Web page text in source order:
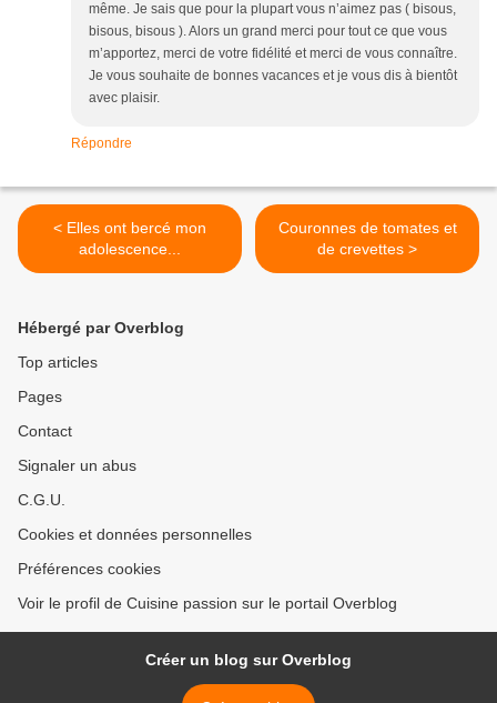
même. Je sais que pour la plupart vous n’aimez pas ( bisous,
bisous, bisous ). Alors un grand merci pour tout ce que vous
m’apportez, merci de votre fidélité et merci de vous connaître.
Je vous souhaite de bonnes vacances et je vous dis à bientôt
avec plaisir.
Répondre
< Elles ont bercé mon
adolescence...
Couronnes de tomates et
de crevettes >
Hébergé par Overblog
Top articles
Pages
Contact
Signaler un abus
C.G.U.
Cookies et données personnelles
Préférences cookies
Voir le profil de Cuisine passion sur le portail Overblog
Créer un blog sur Overblog